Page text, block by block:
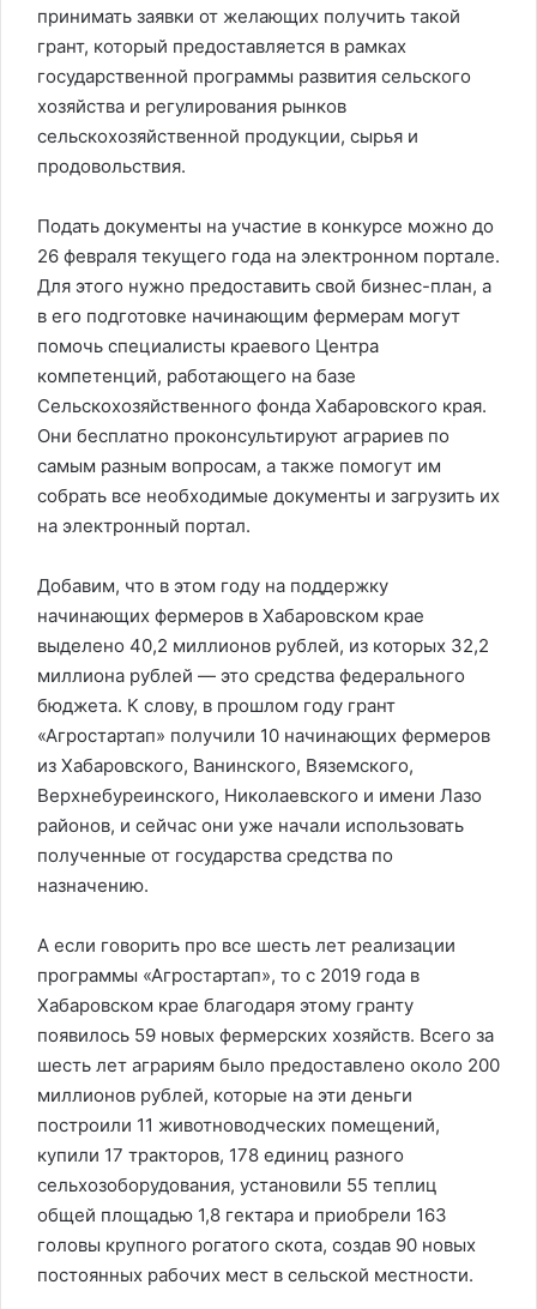
принимать заявки от желающих получить такой
грант, который предоставляется в рамках
государственной программы развития сельского
хозяйства и регулирования рынков
сельскохозяйственной продукции, сырья и
продовольствия.
Подать документы на участие в конкурсе можно до
26 февраля текущего года на электронном портале.
Для этого нужно предоставить свой бизнес-план, а
в его подготовке начинающим фермерам могут
помочь специалисты краевого Центра
компетенций, работающего на базе
Сельскохозяйственного фонда Хабаровского края.
Они бесплатно проконсультируют аграриев по
самым разным вопросам, а также помогут им
собрать все необходимые документы и загрузить их
на электронный портал.
Добавим, что в этом году на поддержку
начинающих фермеров в Хабаровском крае
выделено 40,2 миллионов рублей, из которых 32,2
миллиона рублей — это средства федерального
бюджета. К слову, в прошлом году грант
«Агростартап» получили 10 начинающих фермеров
из Хабаровского, Ванинского, Вяземского,
Верхнебуреинского, Николаевского и имени Лазо
районов, и сейчас они уже начали использовать
полученные от государства средства по
назначению.
А если говорить про все шесть лет реализации
программы «Агростартап», то с 2019 года в
Хабаровском крае благодаря этому гранту
появилось 59 новых фермерских хозяйств. Всего за
шесть лет аграриям было предоставлено около 200
миллионов рублей, которые на эти деньги
построили 11 животноводческих помещений,
купили 17 тракторов, 178 единиц разного
сельхозоборудования, установили 55 теплиц
общей площадью 1,8 гектара и приобрели 163
головы крупного рогатого скота, создав 90 новых
постоянных рабочих мест в сельской местности.